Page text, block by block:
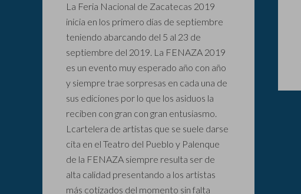
La Feria Nacional de Zacatecas 2019
inicia en los primero días de septiembre
teniendo abarcando del 5 al 23 de
septiembre del 2019. La FENAZA 2019
es un evento muy esperado año con año
y siempre trae sorpresas en cada una de
sus ediciones por lo que los asiduos la
reciben con gran con gran entusiasmo.
Lcartelera de artistas que se suele darse
cita en el Teatro del Pueblo y Palenque
de la FENAZA siempre resulta ser de
alta calidad presentando a los artistas
más cotizados del momento sin falta